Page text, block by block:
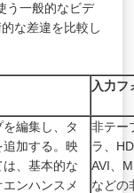
う一般的なビデ
な差違を比較し
入力フ
編集し、タ
追加する。映
、基本的な
ンハンスメ
非テー
ラ、
AVI、
などの